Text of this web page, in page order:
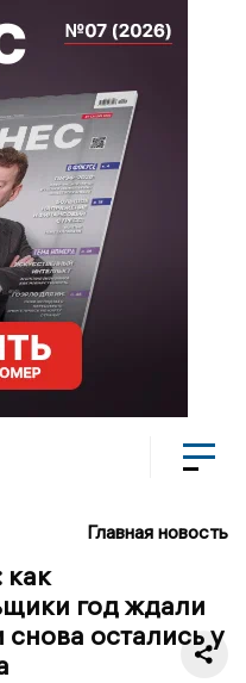
Главная новость
как
год ждали
остались у